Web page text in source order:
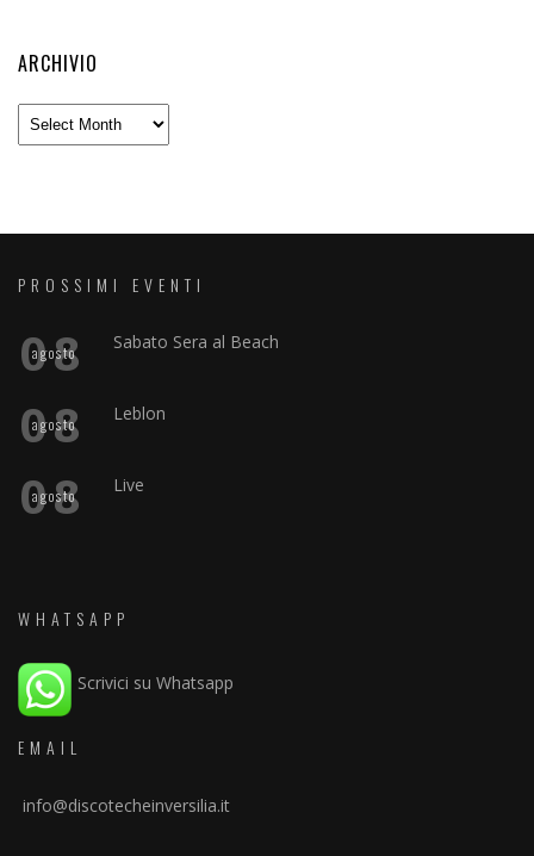
ARCHIVIO
Archivio
PROSSIMI EVENTI
08
agosto Sabato Sera al Beach
08
agosto Leblon
08
agosto Live
WHATSAPP
Scrivici su Whatsapp
EMAIL
info@discotecheinversilia.it